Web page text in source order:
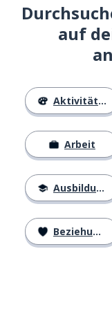
auf
Aktivitäten
Arbeit
Ausbildung
Beziehungen